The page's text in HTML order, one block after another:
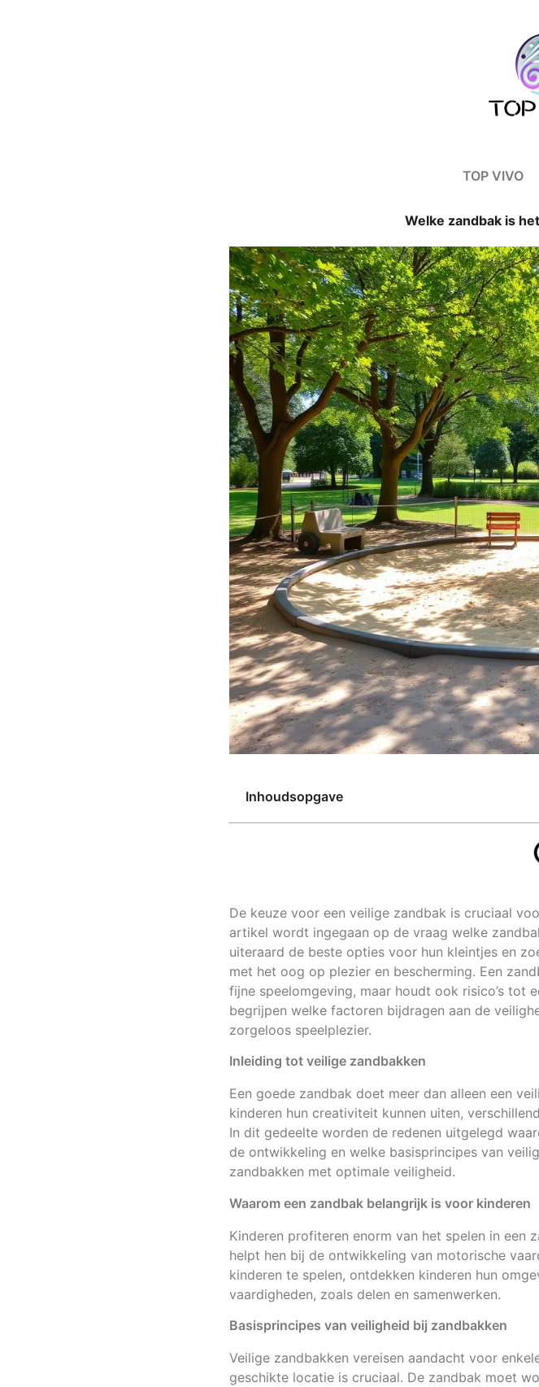
TOP VIVO
Welke zandbak is
Inhoudsopgave
De keuze voor een veilige zandbak is cruciaal
artikel wordt ingegaan op de vraag welke
uiteraard de beste opties voor hun kleintjes en
met het oog op plezier en bescherming. Een
fijne speelomgeving, maar houdt ook risico’s tot
begrijpen welke factoren bijdragen aan de
zorgeloos speelplezier.
Inleiding tot veilige zandbakken
Een goede zandbak doet meer dan alleen een
kinderen hun creativiteit kunnen uiten,
In dit gedeelte worden de redenen uitgelegd
de ontwikkeling en welke basisprincipes van
zandbakken met optimale veiligheid.
Waarom een zandbak belangrijk is voor kinderen
Kinderen profiteren enorm van het spelen in een
helpt hen bij de ontwikkeling van motorische
kinderen te spelen, ontdekken kinderen hun
vaardigheden, zoals delen en samenwerken.
Basisprincipes van veiligheid bij zandbakken
Veilige zandbakken vereisen aandacht voor
geschikte locatie is cruciaal. De zandbak moet